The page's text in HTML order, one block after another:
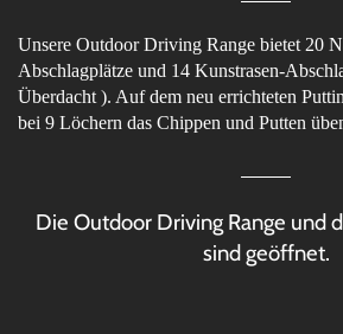
Unsere Outdoor Driving Range bietet 20
Abschlagplätze und 14 Kunstrasen-
Überdacht ). Auf dem neu errichteten
bei 9 Löchern das Chippen und Putten
Die Outdoor Driving Range und
sind geöffnet.